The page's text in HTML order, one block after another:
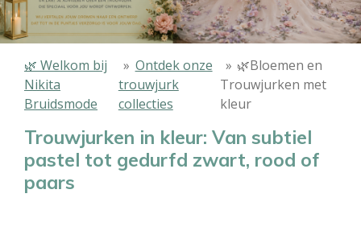
🌿 Welkom bij
Nikita
Bruidsmode
» Ontdek onze
trouwjurk
collecties
» 🌿Bloemen en
Trouwjurken met
kleur
Trouwjurken in kleur: Van subtiel
pastel tot gedurfd zwart, rood of
paars